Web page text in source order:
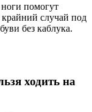
помогут
случай под
без каблука.
ходить на